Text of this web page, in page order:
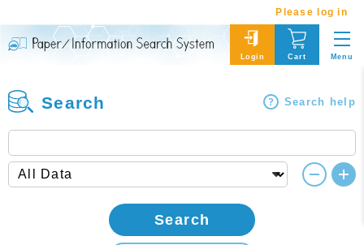
Please log in
Login Cart Menu
Search Search help
Search